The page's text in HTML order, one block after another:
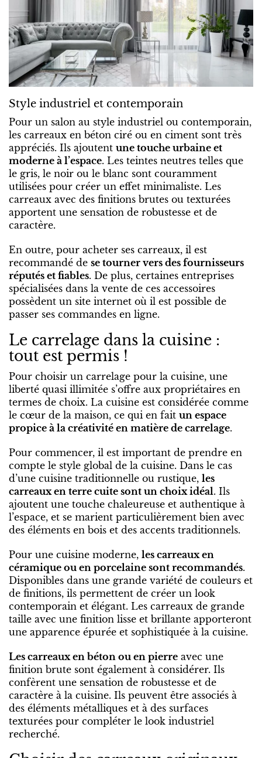
Style industriel et contemporain
Pour un salon au style industriel ou contemporain,
les carreaux en béton ciré ou en ciment sont très
appréciés. Ils ajoutent une touche urbaine et
moderne à l’espace. Les teintes neutres telles que
le gris, le noir ou le blanc sont couramment
utilisées pour créer un effet minimaliste. Les
carreaux avec des finitions brutes ou texturées
apportent une sensation de robustesse et de
caractère.
En outre, pour acheter ses carreaux, il est
recommandé de se tourner vers des fournisseurs
réputés et fiables. De plus, certaines entreprises
spécialisées dans la vente de ces accessoires
possèdent un site internet où il est possible de
passer ses commandes en ligne.
Le carrelage dans la cuisine :
tout est permis !
Pour choisir un carrelage pour la cuisine, une
liberté quasi illimitée s’offre aux propriétaires en
termes de choix. La cuisine est considérée comme
le cœur de la maison, ce qui en fait un espace
propice à la créativité en matière de carrelage.
Pour commencer, il est important de prendre en
compte le style global de la cuisine. Dans le cas
d’une cuisine traditionnelle ou rustique, les
carreaux en terre cuite sont un choix idéal. Ils
ajoutent une touche chaleureuse et authentique à
l’espace, et se marient particulièrement bien avec
des éléments en bois et des accents traditionnels.
Pour une cuisine moderne, les carreaux en
céramique ou en porcelaine sont recommandés.
Disponibles dans une grande variété de couleurs et
de finitions, ils permettent de créer un look
contemporain et élégant. Les carreaux de grande
taille avec une finition lisse et brillante apporteront
une apparence épurée et sophistiquée à la cuisine.
Les carreaux en béton ou en pierre avec une
finition brute sont également à considérer. Ils
confèrent une sensation de robustesse et de
caractère à la cuisine. Ils peuvent être associés à
des éléments métalliques et à des surfaces
texturées pour compléter le look industriel
recherché.